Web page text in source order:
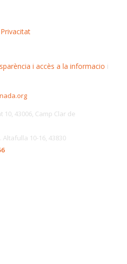
Privacitat
i accès a la informacio i
10, 43006, Camp Clar de
10-16, 43830